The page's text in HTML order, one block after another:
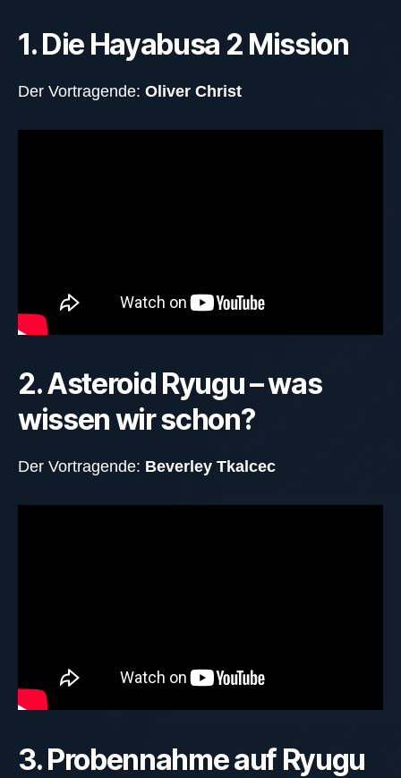
1. Die Hayabusa 2 Mission
Der Vortragende: Oliver Christ
2. Asteroid Ryugu – was
wissen wir schon?
Der Vortragende: Beverley Tkalcec
3. Probennahme auf Ryugu